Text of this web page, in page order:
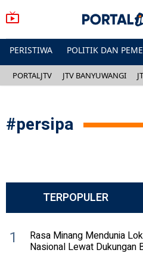
PERISTIWA POLITIK DAN
PORTALJTV JTV BANYUWANGI
#persipa
TERPOPULER
1 Rasa Minang Mendunia
Nasional Lewat Dukungan